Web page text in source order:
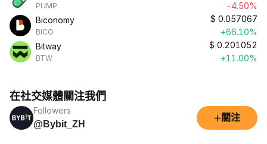
PUMP
-4.50%
Biconomy
BICO
$ 0.057067
+66.10%
Bitway
BTW
$ 0.201052
+11.00%
在社交媒體關注我們
Followers
@Bybit_ZH
+ 關注